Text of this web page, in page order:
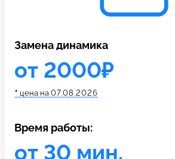
c 10:00 до 21:00
Связаться с нами
Замена динамика
от 2000₽
* цена на 07.08.2026
Время работы:
от 30 мин.